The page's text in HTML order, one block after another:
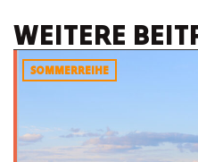
WEITERE
SOMMERREIHE